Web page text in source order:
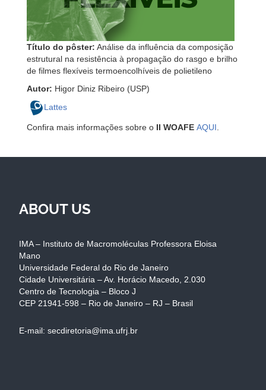
Título do pôster: Análise da influência da composição
estrutural na resistência à propagação do rasgo e brilho
de filmes flexíveis termoencolhíveis de polietileno
Autor: Higor Diniz Ribeiro (USP)
Lattes
Confira mais informações sobre o II WOAFE AQUI
ABOUT US
IMA – Instituto de Macromoléculas Professora Eloisa
Mano
Universidade Federal do Rio de Janeiro
Cidade Universitária – Av. Horácio Macedo, 2.030
Centro de Tecnologia – Bloco J
CEP 21941-598 – Rio de Janeiro – RJ – Brasil
E-mail: secdiretoria@ima.ufrj.br